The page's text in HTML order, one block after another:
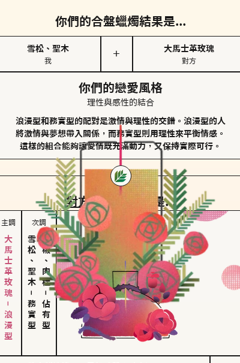
你們的合盤蠟燭結果是...
雪松、聖木
我
＋
大馬士革玫瑰
對方
你們的戀愛風格
理性與感性的結合
浪漫型和務實型的配對是激情與理性的交錯。浪漫型的人
將激情與夢想帶入關係，而務實型則用理性來平衡情感。
這樣的組合能夠讓愛情既充滿動力，又保持實際可行。
對方的主調蠟燭是...
主調
大馬士革玫瑰－浪漫型
次調
雪松、聖木
－
務實型
胡椒、肉桂
－
佔有型